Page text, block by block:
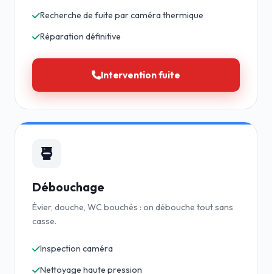
Recherche de fuite par caméra thermique
Réparation définitive
Intervention fuite
Débouchage
Évier, douche, WC bouchés : on débouche tout sans
casse.
Inspection caméra
Nettoyage haute pression